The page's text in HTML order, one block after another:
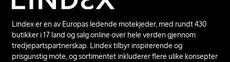
Lindex er en av Europas ledende motekjeder, med rundt 430
butikker i 17 land og salg online over hele verden gjennom
tredjepartspartnerskap. Lindex tilbyr inspirerende og
prisgunstig mote, og sortimentet inkluderer flere ulike konsepter